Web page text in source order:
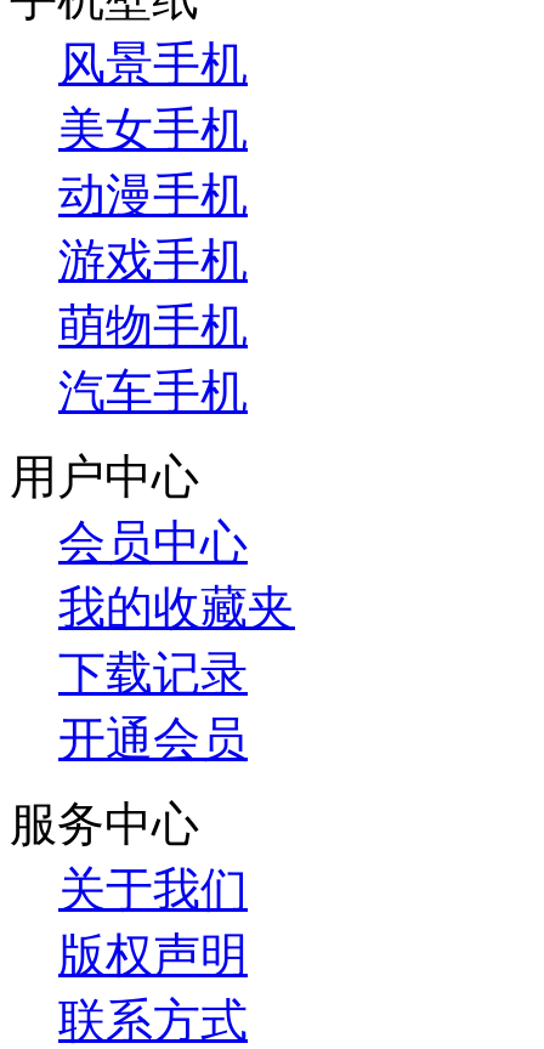
风景手机
美女手机
动漫手机
游戏手机
萌物手机
汽车手机
用户中心
会员中心
我的收藏夹
下载记录
开通会员
服务中心
关于我们
版权声明
联系方式